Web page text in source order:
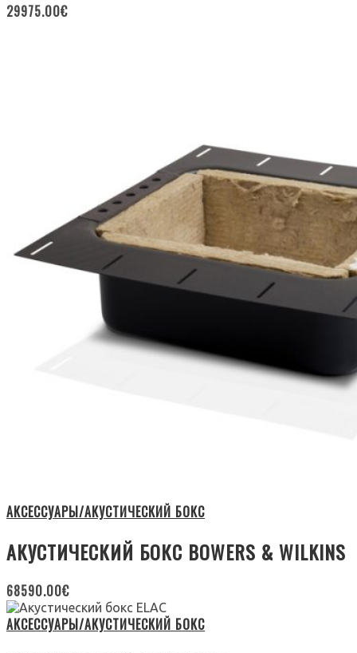
29975.00€
АКСЕССУАРЫ/АКУСТИЧЕСКИЙ БОКС
АКУСТИЧЕСКИЙ БОКС BOWERS & WILKINS
68590.00€
АКСЕССУАРЫ/АКУСТИЧЕСКИЙ БОКС